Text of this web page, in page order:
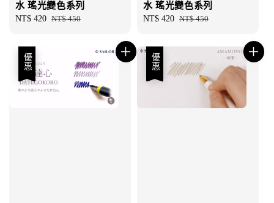
水 瑤光變色系列
Sale
NT$ 420 Regular
NT$ 450
水 瑤光變色系列
Sale
NT$ 420 Regular
NT$ 450
優惠 優惠